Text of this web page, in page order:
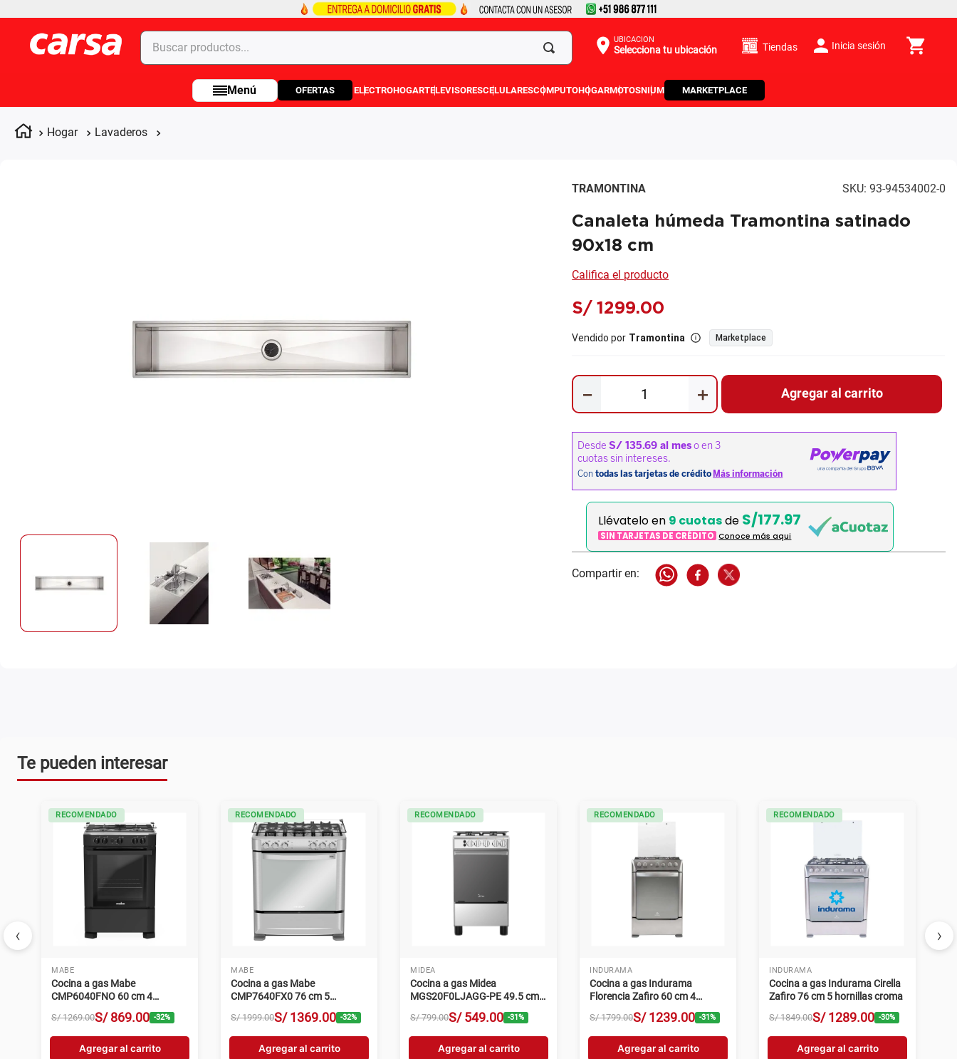
Buscar productos... UBICACIÓN
Selecciona tu ubicación Tiendas Inicia sesión
OFERTAS ELECTROHOGARTELEVISORESCELULARESCOMPUTOHOGARMOTOSNIUM MARKETPLACE
Hogar Lavaderos
TRAMONTINA SKU: 93-94534002-0
Canaleta húmeda Tramontina satinado
90x18 cm
Califica el producto
S/ 1299.00
Vendido por Tramontina Marketplace
＋
－ Agregar al carrito
Llévatelo en 9 cuotasde S/177.97
SIN TARJETAS DE CRÉDITO Conoce más aqui
Te pueden interesar
‹
RECOMENDADO
MABE
Cocina a gas Mabe
CMP6040FNO 60 cm 4
hornillas negro
S/ 1269.00S/ 869.00 -32%
Agregar al carrito
RECOMENDADO
MABE
Cocina a gas Mabe
CMP7640FX0 76 cm 5
hornillas acero inoxidable
S/ 1999.00S/ 1369.00 -32%
Agregar al carrito
RECOMENDADO
MIDEA
Cocina a gas Midea
MGS20F0LJAGG-PE 49.5 cm 4
hornillas gris
S/ 799.00S/ 549.00 -31 %
Agregar al carrito
RECOMENDADO
INDURAMA
Cocina a gas Indurama
Florencia Zafiro 60 cm 4
hornillas croma
S/ 1799.00S/ 1239.00 -31 %
Agregar al carrito
RECOMENDADO
INDURAMA
Cocina a gas Indurama Cirella
Zafiro 76 cm 5 hornillas croma
S/ 1849.00S/ 1289.00 -30%
Agregar al carrito
›
Términos más buscados